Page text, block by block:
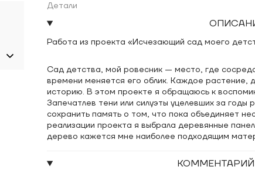
Детали
Работа из проекта «Исчезающий сад моего
Сад детства, мой ровесник — место, где
времени меняется его облик. Каждое растение,
историю. В этом проекте я обращаюсь к
Запечатлев тени или силуэты уцелевших за годы
сохранить память о том, что пока объединяет
реализации проекта я выбрала деревянные
дерево кажется мне наиболее подходящим
визуальная история на основе рассказа моих